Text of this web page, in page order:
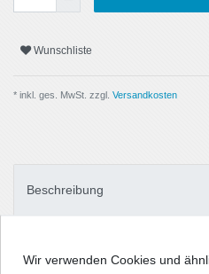
Wunschliste
* inkl. ges. MwSt. zzgl. Versandkosten
Beschreibung
Wir verwenden Cookies und